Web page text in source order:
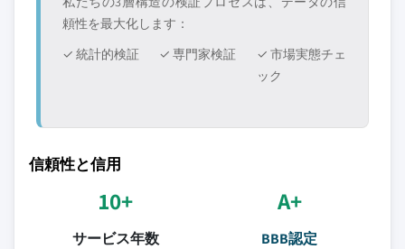
頼性を最大化します：
✓ 統計的検証
✓ 専門家検証
✓ 市場実態チェ
ック
信頼性と信用
10+
サービス年数
A+
BBB認定